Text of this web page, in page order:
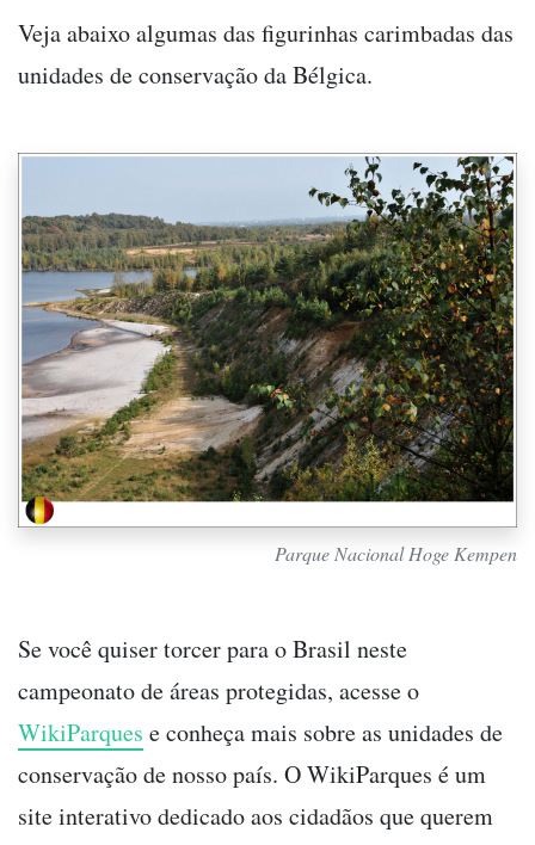
Veja abaixo algumas das figurinhas carimbadas das
unidades de conservação da Bélgica.
Parque Nacional Hoge Kempen
Se você quiser torcer para o Brasil neste
campeonato de áreas protegidas, acesse o
WikiParques e conheça mais sobre as unidades de
conservação de nosso país. O WikiParques é um
site interativo dedicado aos cidadãos que querem